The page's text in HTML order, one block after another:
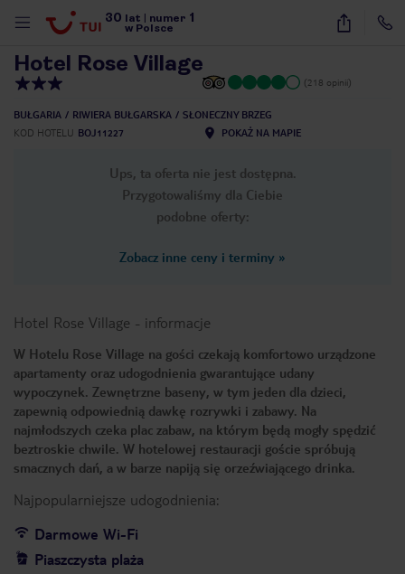
30 lat numer 1
w Polsce
13
Hotel Rose Village
(218 opinii)
BUŁGARIA RIWIERA BUŁGARSKA
SŁONECZNY BRZEG
KOD HOTELU BOJ11227 POKAŻ NA MAPIE
Ups, ta oferta nie jest dostępna.
Przygotowaliśmy dla Ciebie
podobne oferty:
Zobacz inne ceny i terminy »
Hotel Rose Village - informacje
W Hotelu Rose Village na gości czekają komfortowo urządzone
apartamenty oraz udogodnienia gwarantujące udany
wypoczynek. Zewnętrzne baseny, w tym jeden dla dzieci,
zapewnią odpowiednią dawkę rozrywki i zabawy. Na
najmłodszych czeka plac zabaw, na którym będą mogły spędzić
beztroskie chwile. W hotelowej restauracji goście spróbują
smacznych dań, a w barze napiją się orzeźwiającego drinka.
Najpopularniejsze udogodnienia:
Darmowe Wi-Fi
Piaszczysta plaża